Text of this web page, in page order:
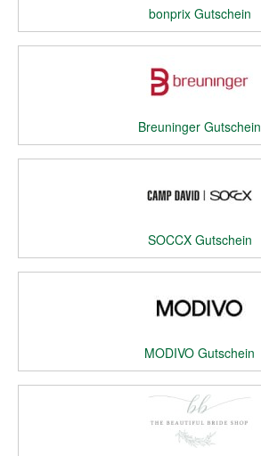
bonprix Gutschein
Breuninger Gutschein
SOCCX Gutschein
MODIVO Gutschein